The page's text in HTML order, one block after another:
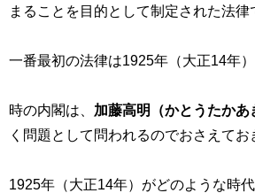
まることを目的として制定された法律
一番最初の法律は1925年（大正14年
時の内閣は、 加藤高明（かとうたかあ
く問題として問われるのでおさえてお
1925年（大正14年）がどのような時